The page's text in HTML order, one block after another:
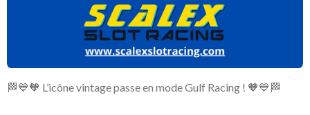
🏁💙🧡 L’icône vintage passe en mode Gulf Racing ! 🧡💙🏁